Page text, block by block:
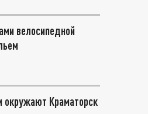
велосипедной
окружают Краматорск